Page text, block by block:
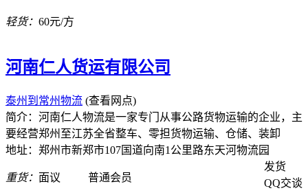
轻货： 60元/方
河南仁人货运有限公司
泰州到常州物流 (查看网点)
简介：河南仁人物流是一家专门从事公路货物运输的企业，主
要经营郑州至江苏全省整车、零担货物运输、仓储、装卸
地址：郑州市新郑市107国道向南1公里路东天河物流园
重货： 面议 普通会员
发货
QQ交谈